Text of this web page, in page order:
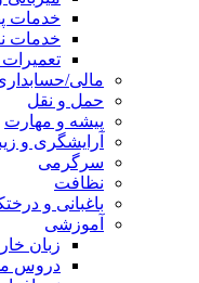
خدمات
خدمات
مالی/
حمل و نقل
پیشه و مهارت
آرایشگری و
سرگرمی
نظافت
باغبانی و
آموزشی
زبان
دروس